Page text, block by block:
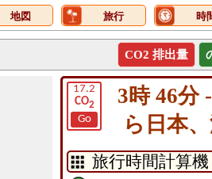
地図 旅行 時
CO2 排出量
17.2
CO2
Go
3時 46分
ら日本